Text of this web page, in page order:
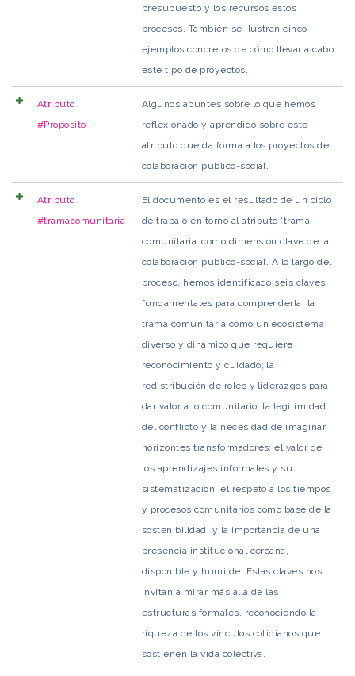
presupuesto y los recursos estos
procesos. También se ilustran cinco
ejemplos concretos de cómo llevar a cabo
este tipo de proyectos.
Atributo
#Propósito
Algunos apuntes sobre lo que hemos
reflexionado y aprendido sobre este
atributo que da forma a los proyectos de
colaboración público-social.
Atributo
#tramacomunitaria
El documento es el resultado de un ciclo
de trabajo en torno al atributo ‘trama
comunitaria’ como dimensión clave de la
colaboración público-social. A lo largo del
proceso, hemos identificado seis claves
fundamentales para comprenderla: la
trama comunitaria como un ecosistema
diverso y dinámico que requiere
reconocimiento y cuidado; la
redistribución de roles y liderazgos para
dar valor a lo comunitario; la legitimidad
del conflicto y la necesidad de imaginar
horizontes transformadores; el valor de
los aprendizajes informales y su
sistematización; el respeto a los tiempos
y procesos comunitarios como base de la
sostenibilidad; y la importancia de una
presencia institucional cercana,
disponible y humilde. Estas claves nos
invitan a mirar más allá de las
estructuras formales, reconociendo la
riqueza de los vínculos cotidianos que
sostienen la vida colectiva.